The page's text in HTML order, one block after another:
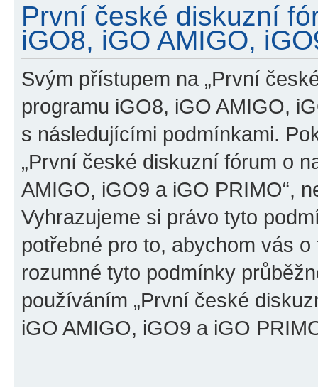
První české diskuzní
iGO8, iGO AMIGO,
Svým přístupem na „První
programu iGO8, iGO AMIGO,
s následujícími podmínkami.
„První české diskuzní fórum o
AMIGO, iGO9 a iGO PRIMO“,
Vyhrazujeme si právo tyto
potřebné pro to, abychom vás
rozumné tyto podmínky
používáním „První české
iGO AMIGO, iGO9 a iGO